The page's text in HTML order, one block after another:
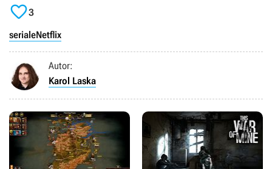
3
serialeNetflix
Autor:
Karol Laska